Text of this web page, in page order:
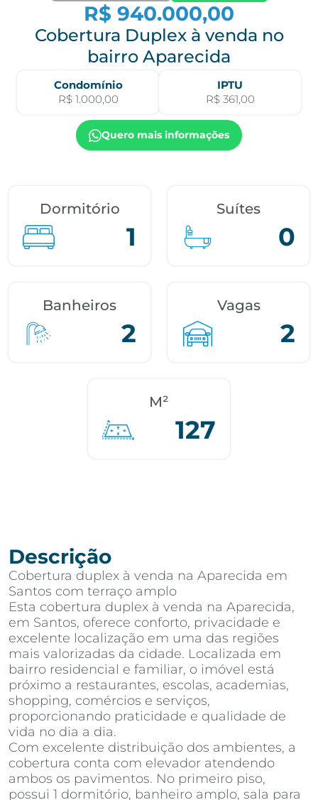
R$ 940.000,00
Cobertura Duplex à venda no
bairro Aparecida
Condomínio
R$ 1.000,00
IPTU
R$ 361,00
Quero mais informações
Dormitório
1
Suítes
0
Banheiros
2
Vagas
2
M²
127
Descrição
Cobertura duplex à venda na Aparecida em
Santos com terraço amplo
Esta cobertura duplex à venda na Aparecida,
em Santos, oferece conforto, privacidade e
excelente localização em uma das regiões
mais valorizadas da cidade. Localizada em
bairro residencial e familiar, o imóvel está
próximo a restaurantes, escolas, academias,
shopping, comércios e serviços,
proporcionando praticidade e qualidade de
vida no dia a dia.
Com excelente distribuição dos ambientes, a
cobertura conta com elevador atendendo
ambos os pavimentos. No primeiro piso,
possui 1 dormitório, banheiro amplo, sala para